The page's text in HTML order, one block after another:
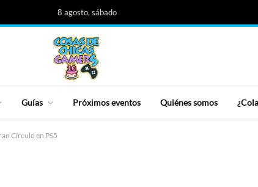
8 agosto, sábado
Guías Próximos eventos Quiénes somos
Círculo en PS5